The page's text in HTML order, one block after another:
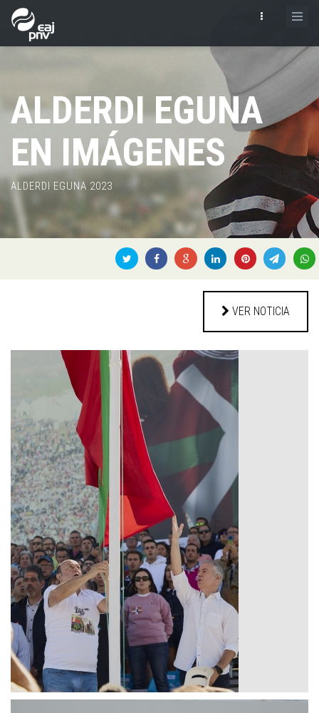
ALDERDI EGUNA
EN IMÁGENES
ALDERDI EGUNA 2023
VER NOTICIA